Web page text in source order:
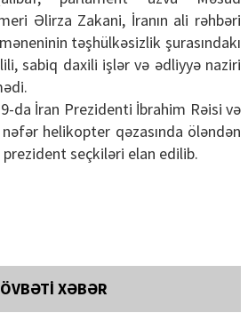
Əlirza Zakani, İranın ali rəhbəri
təşhülkəsizlik şurasındakı
sabiq daxili işlər və ədliyyə naziri
da İran Prezidenti İbrahim Rəisi və
helikopter qəzasında öləndən
seçkiləri elan edilib.
XƏBƏR